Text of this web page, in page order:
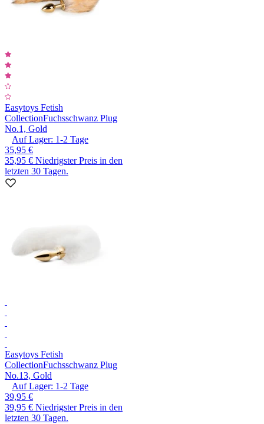
Easytoys Fetish
CollectionFuchsschwanz Plug
No.1, Gold
Auf Lager: 1-2 Tage
35,95 €
35,95 € Niedrigster Preis in den
letzten 30 Tagen.
Easytoys Fetish
CollectionFuchsschwanz Plug
No.13, Gold
Auf Lager: 1-2 Tage
39,95 €
39,95 € Niedrigster Preis in den
letzten 30 Tagen.